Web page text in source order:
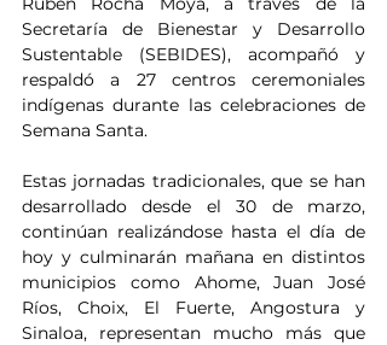
Secretaría de Bienestar y Desarrollo
Sustentable (SEBIDES), acompañó y
respaldó a 27 centros ceremoniales
indígenas durante las celebraciones de
Semana Santa.
Estas jornadas tradicionales, que se han
desarrollado desde el 30 de marzo,
continúan realizándose hasta el día de
hoy y culminarán mañana en distintos
municipios como Ahome, Juan José
Ríos, Choix, El Fuerte, Angostura y
Sinaloa, representan mucho más que